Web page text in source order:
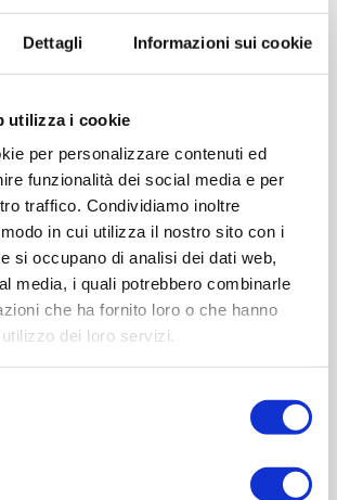
Dettagli Informazioni sui cookie
utilizza i cookie
per personalizzare contenuti ed
funzionalità dei social media e per
traffico. Condividiamo inoltre
in cui utilizza il nostro sito con i
si occupano di analisi dei dati web,
media, i quali potrebbero combinarle
che ha fornito loro o che hanno
dei loro servizi.
Imboccatura:T.guala
Diametro (mm):0
Larghezza (mm):58
imballo (ordine minimo 1 collo):1700
Cod.: ETU082
the address you want to ship to